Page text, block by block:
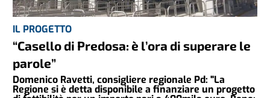
IL PROGETTO
“Casello di Predosa: è l’ora di superare le
parole”
Domenico Ravetti, consigliere regionale Pd: "La
Regione si è detta disponibile a finanziare un progetto